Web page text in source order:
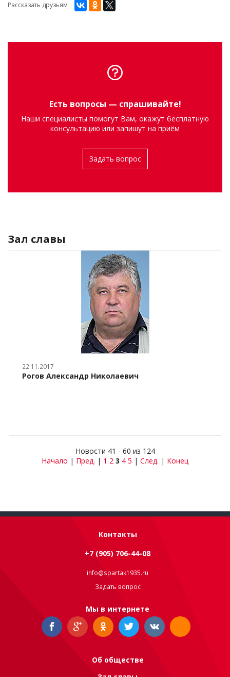
Рассказать друзьям
Есть вопросы — спрашивайте!
Наши специалисты помогут Вам, окажут бесплатную
консультацию или запишут на приём
Задать вопрос
Зал славы
22.11.2017
Рогов Александр Николаевич
Новости 41 - 60 из 124
Начало | Пред. | 1 2 3 4 5 | След. | Конец
Контакты
+7 (905) 706-44-08
info@spartak1935.ru
Задать вопрос
Мы в интернете
Об обществе